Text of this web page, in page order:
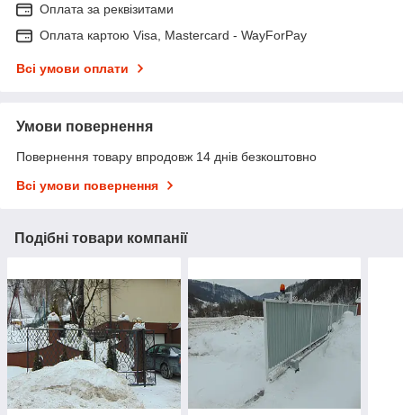
Оплата за реквізитами
Оплата картою Visa, Mastercard - WayForPay
Всі умови оплати
Умови повернення
Повернення товару впродовж 14 днів безкоштовно
Всі умови повернення
Подібні товари компанії